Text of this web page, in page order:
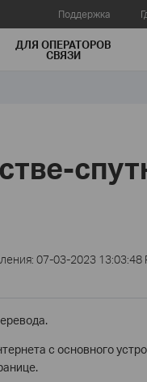
Поддержка
ДЛЯ ОПЕРАТОРОВ
СВЯЗИ
07-03-2023 13:03:48
с основного